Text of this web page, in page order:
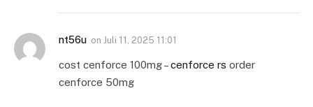
nt56u on Juli 11, 2025 11:01
cost cenforce 100mg –cenforce rs order
cenforce 50mg